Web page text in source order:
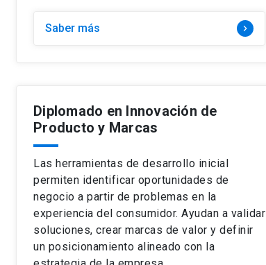
Saber más keyboard_arrow_right
Diplomado en Innovación de
Producto y Marcas
Las herramientas de desarrollo inicial
permiten identificar oportunidades de
negocio a partir de problemas en la
experiencia del consumidor. Ayudan a validar
soluciones, crear marcas de valor y definir
un posicionamiento alineado con la